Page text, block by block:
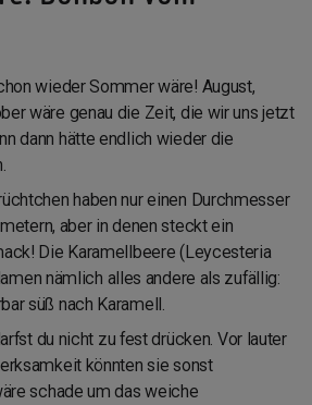
wieder Sommer wäre! August,
wäre genau die Zeit, die wir uns jetzt
dann hätte endlich wieder die
haben nur einen Durchmesser
aber in denen steckt ein
Die Karamellbeere(Leycesteria
nämlich alles andere als zufällig:
süß nach Karamell.
du nicht zu fest drücken. Vor lauter
könnten sie sonst
schade um das weiche